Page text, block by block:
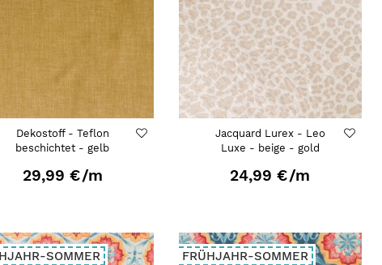
Dekostoff - Teflon
beschichtet - gelb
29,99 €/m
Jacquard Lurex - Leo
Luxe - beige - gold
24,99 €/m
SOMMER FRÜHJAHR-SOMMER